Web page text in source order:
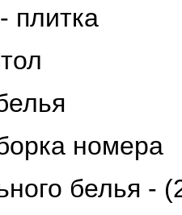
плитка
номера
белья -